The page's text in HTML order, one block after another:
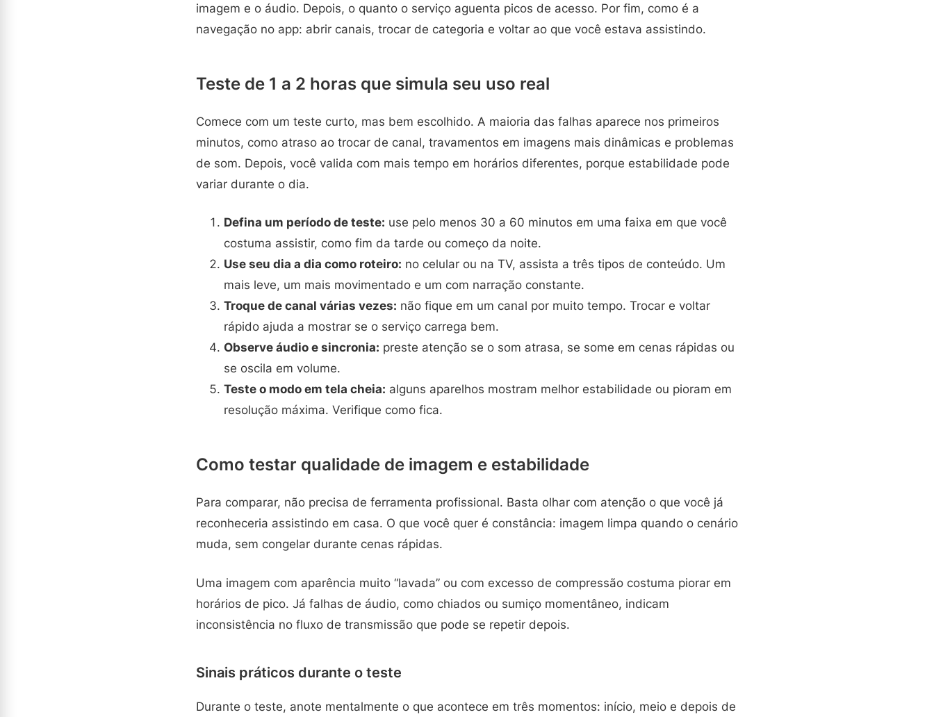
imagem e o áudio. Depois, o quanto o serviço aguenta picos de acesso. Por fim, como é a
navegação no app: abrir canais, trocar de categoria e voltar ao que você estava assistindo.
Teste de 1 a 2 horas que simula seu uso real
Comece com um teste curto, mas bem escolhido. A maioria das falhas aparece nos primeiros
minutos, como atraso ao trocar de canal, travamentos em imagens mais dinâmicas e problemas
de som. Depois, você valida com mais tempo em horários diferentes, porque estabilidade pode
variar durante o dia.
Defina um período de teste: use pelo menos 30 a 60 minutos em uma faixa em que você
costuma assistir, como fim da tarde ou começo da noite.
Use seu dia a dia como roteiro: no celular ou na TV, assista a três tipos de conteúdo. Um
mais leve, um mais movimentado e um com narração constante.
Troque de canal várias vezes: não fique em um canal por muito tempo. Trocar e voltar
rápido ajuda a mostrar se o serviço carrega bem.
Observe áudio e sincronia: preste atenção se o som atrasa, se some em cenas rápidas ou
se oscila em volume.
Teste o modo em tela cheia: alguns aparelhos mostram melhor estabilidade ou pioram em
resolução máxima. Verifique como fica.
Como testar qualidade de imagem e estabilidade
Para comparar, não precisa de ferramenta profissional. Basta olhar com atenção o que você já
reconheceria assistindo em casa. O que você quer é constância: imagem limpa quando o cenário
muda, sem congelar durante cenas rápidas.
Uma imagem com aparência muito “lavada” ou com excesso de compressão costuma piorar em
horários de pico. Já falhas de áudio, como chiados ou sumiço momentâneo, indicam
inconsistência no fluxo de transmissão que pode se repetir depois.
Sinais práticos durante o teste
Durante o teste, anote mentalmente o que acontece em três momentos: início, meio e depois de